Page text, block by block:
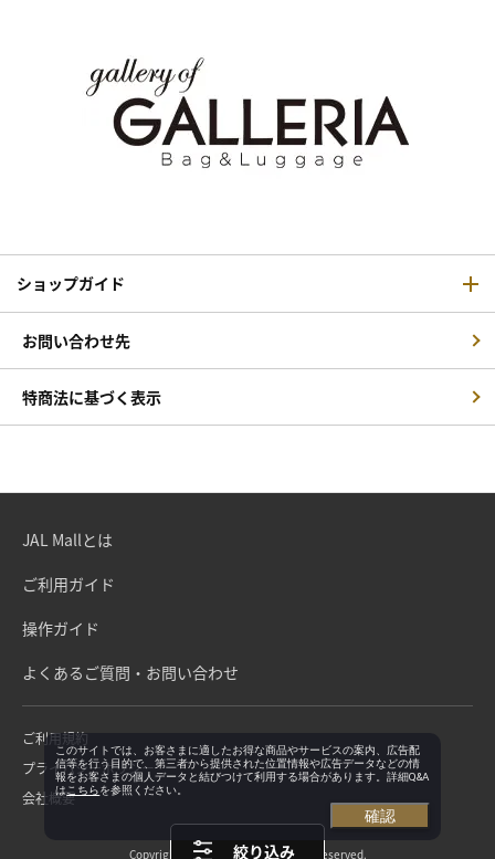
絞り込み
ショップガイド
お問い合わせ先
特商法に基づく表示
JAL Mallとは
ご利用ガイド
操作ガイド
よくあるご質問・お問い合わせ
ご利用規約
プライバシーポリシー
会社概要
Copyright©Japan Airlines. All rights reserved.
このサイトでは、お客さまに適したお得な商品やサービスの案内、広告配
信等を行う目的で、第三者から提供された位置情報や広告データなどの情
報をお客さまの個人データと結びつけて利用する場合があります。詳細Q&A
はこちらを参照ください。
確認